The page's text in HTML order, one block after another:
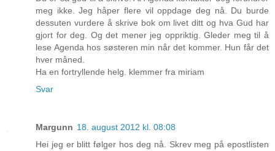
meg ikke. Jeg håper flere vil oppdage deg nå. Du burde
dessuten vurdere å skrive bok om livet ditt og hva Gud har
gjort for deg. Og det mener jeg oppriktig. Gleder meg til å
lese Agenda hos søsteren min når det kommer. Hun får det
hver måned.
Ha en fortryllende helg. klemmer fra miriam
Svar
Margunn 18. august 2012 kl. 08:08
Hei jeg er blitt følger hos deg nå. Skrev meg på epostlisten